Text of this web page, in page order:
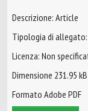
Descrizione: Article
Tipologia di allegato:
Licenza: Non
Dimensione 231.95 kB
Formato Adobe PDF